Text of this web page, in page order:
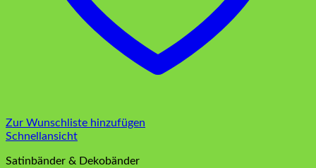
Zur Wunschliste hinzufügen
Schnellansicht
Satinbänder & Dekobänder